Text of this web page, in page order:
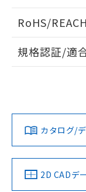
ドすること
ダウンロードデー
みください。
ソフトウェアの使
RoHS/
EU RoHS 注意
対応済み
中国 RoHS 注
規格認証/適
カタログ/
2D CADデ